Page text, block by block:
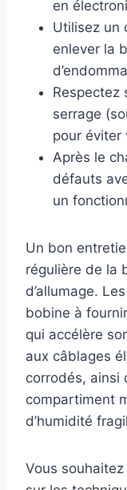
en
Utilisez un
enlever la
Respectez
serrage
pour éviter
Après le
défauts
un
Un bon
régulière de la
d’allumage.
bobine à
qui accélère
aux câblages
corrodés, ainsi
compartiment
d’humidité
Vous